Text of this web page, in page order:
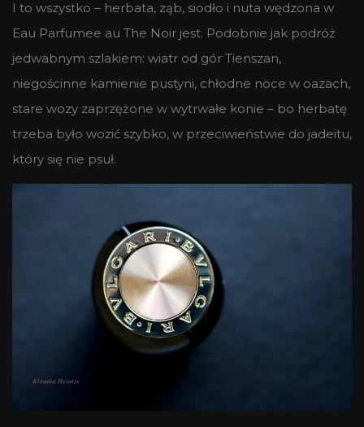
I to wszystko – herbata, ząb, siodło i nuta wędzona w
Eau Parfumee au The Noir jest. Podobnie jak podróż
jedwabnym szlakiem: wiatr od gór Tienszan,
niegościnne kamienie pustyni, chłodne noce w oazach,
stare wozy zaprzężone w wytrwałe konie – bo herbatę
trzeba było wozić szybko, w przeciwieństwie do jadeitu,
który się nie psuł.